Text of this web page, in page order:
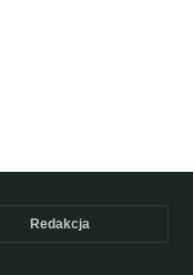
Redakcja